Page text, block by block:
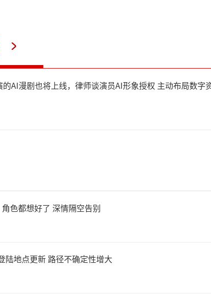
AI漫剧也将上线，律师谈演员AI形象授权 主动布局数字
色都想好了 深情隔空告别
陆地点更新 路径不确定性增大